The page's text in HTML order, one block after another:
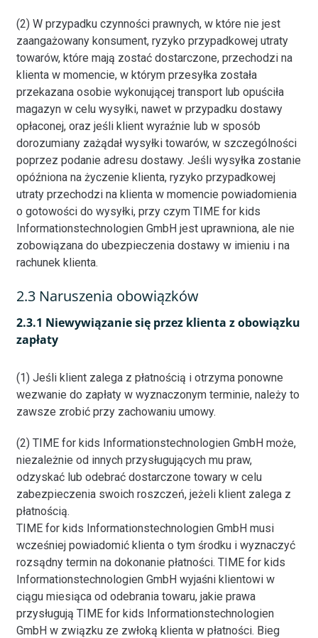
(2) W przypadku czynności prawnych, w które nie jest
zaangażowany konsument, ryzyko przypadkowej utraty
towarów, które mają zostać dostarczone, przechodzi na
klienta w momencie, w którym przesyłka została
przekazana osobie wykonującej transport lub opuściła
magazyn w celu wysyłki, nawet w przypadku dostawy
opłaconej, oraz jeśli klient wyraźnie lub w sposób
dorozumiany zażądał wysyłki towarów, w szczególności
poprzez podanie adresu dostawy. Jeśli wysyłka zostanie
opóźniona na życzenie klienta, ryzyko przypadkowej
utraty przechodzi na klienta w momencie powiadomienia
o gotowości do wysyłki, przy czym TIME for kids
Informationstechnologien GmbH jest uprawniona, ale nie
zobowiązana do ubezpieczenia dostawy w imieniu i na
rachunek klienta.
2.3 Naruszenia obowiązków
2.3.1 Niewywiązanie się przez klienta z obowiązku
zapłaty
(1) Jeśli klient zalega z płatnością i otrzyma ponowne
wezwanie do zapłaty w wyznaczonym terminie, należy to
zawsze zrobić przy zachowaniu umowy.
(2) TIME for kids Informationstechnologien GmbH może,
niezależnie od innych przysługujących mu praw,
odzyskać lub odebrać dostarczone towary w celu
zabezpieczenia swoich roszczeń, jeżeli klient zalega z
płatnością.
TIME for kids Informationstechnologien GmbH musi
wcześniej powiadomić klienta o tym środku i wyznaczyć
rozsądny termin na dokonanie płatności. TIME for kids
Informationstechnologien GmbH wyjaśni klientowi w
ciągu miesiąca od odebrania towaru, jakie prawa
przysługują TIME for kids Informationstechnologien
GmbH w związku ze zwłoką klienta w płatności. Bieg